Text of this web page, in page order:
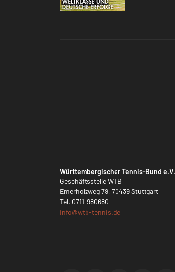
Württembergischer Tennis-Bund e.V.
Geschäftsstelle WTB
Emerholzweg 79, 70439 Stuttgart
Tel. 0711-980680
info@wtb-tennis.de